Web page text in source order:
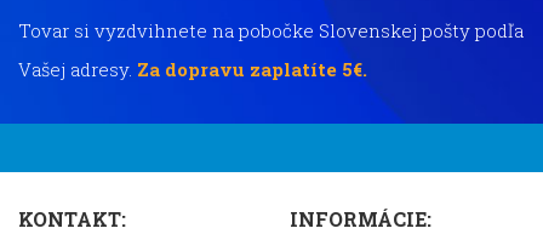
Tovar si vyzdvihnete na pobočke Slovenskej pošty podľa
Vašej adresy. Za dopravu zaplatíte 5€.
KONTAKT: INFORMÁCIE: